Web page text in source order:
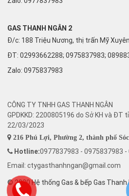
GAS THANH NGÂN 2
Đ/c: 188 Triệu Nương, thị trấn Mỹ
ĐT: 02993662288; 0975837983;
Zalo: 0975837983
CÔNG TY TNHH GAS THANH NGÂN
GPDKKD: 2200805196 do Sở KH và ĐT
22/03/2023
216 Phú Lợi, Phường 2, thành phố
Hotline:0977837983 - 0975837983
Email: ctygasthanhngan@gmail.com
© 2020 Hệ thống Gas & bếp Gas Thanh